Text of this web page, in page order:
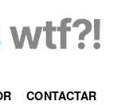
CONTACTAR